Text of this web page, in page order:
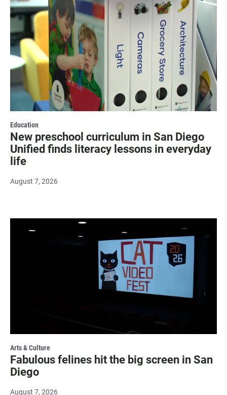
Education
New preschool curriculum in San Diego
Unified finds literacy lessons in everyday
life
August 7, 2026
Arts & Culture
Fabulous felines hit the big screen in San
Diego
August 7, 2026